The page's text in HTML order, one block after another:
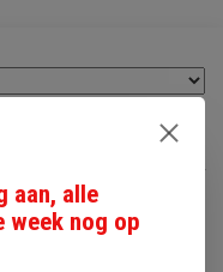
€1,45
winkelwagen
aan, alle
week nog op